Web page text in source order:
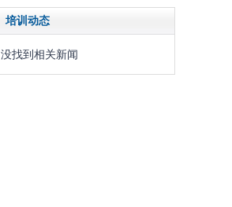
培训动态
没找到相关新闻